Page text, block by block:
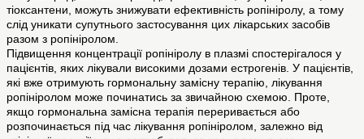
тіоксантени, можуть знижувати ефективність ропініролу, а тому
слід уникати супутнього застосування цих лікарських засобів
разом з ропініролом.
Підвищення концентрації ропініролу в плазмі спостерігалося у
пацієнтів, яких лікували високими дозами естрогенів. У пацієнтів,
які вже отримують гормональну замісну терапію, лікування
ропініролом може починатись за звичайною схемою. Проте,
якщо гормональна замісна терапія переривається або
розпочинається під час лікування ропініролом, залежно від